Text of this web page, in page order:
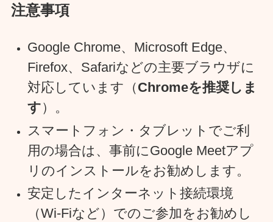
注意事項
Google Chrome、Microsoft Edge、
Firefox、Safariなどの主要ブラウザに
対応しています（Chromeを推奨しま
す）。
スマートフォン・タブレットでご利
用の場合は、事前にGoogle Meetアプ
リのインストールをお勧めします。
安定したインターネット接続環境
（Wi-Fiなど）でのご参加をお勧めし